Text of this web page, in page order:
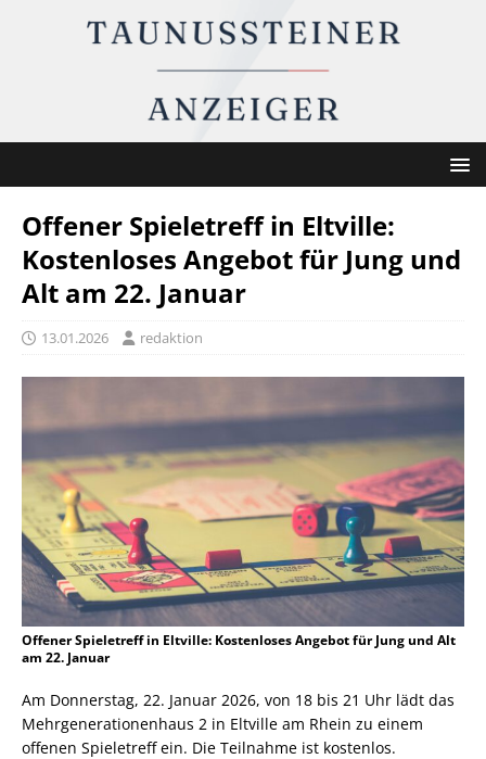
Offener Spieletreff in Eltville:
Kostenloses Angebot für Jung und
Alt am 22. Januar
13.01.2026 redaktion
Offener Spieletreff in Eltville: Kostenloses Angebot für Jung und Alt
am 22. Januar
Am Donnerstag, 22. Januar 2026, von 18 bis 21 Uhr lädt das
Mehrgenerationenhaus 2 in Eltville am Rhein zu einem
offenen Spieletreff ein. Die Teilnahme ist kostenlos.